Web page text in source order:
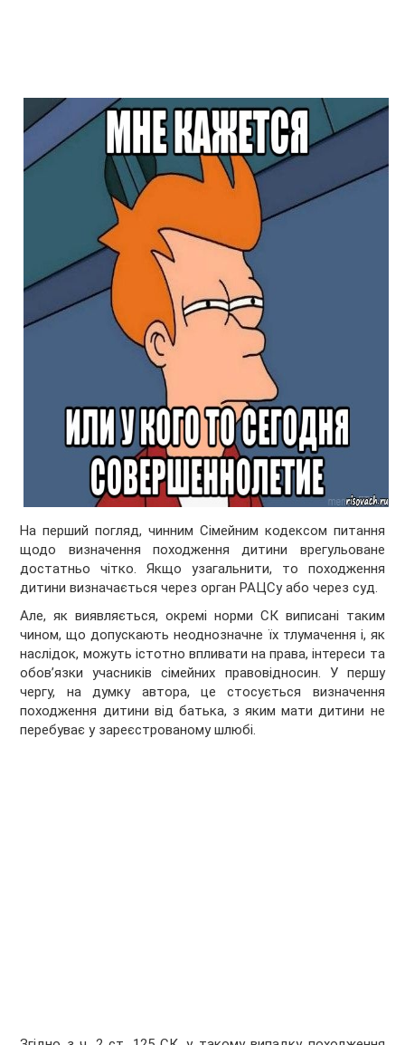
На перший погляд, чинним Сімейним кодексом питання
щодо визначення походження дитини врегульоване
достатньо чітко. Якщо узагальнити, то походження
дитини визначається через орган РАЦСу або через суд.
Але, як виявляється, окремі норми СК виписані таким
чином, що допускають неоднозначне їх тлумачення і, як
наслідок, можуть істотно впливати на права, інтереси та
обов’язки учасників сімейних правовідносин. У першу
чергу, на думку автора, це стосується визначення
походження дитини від батька, з яким мати дитини не
перебуває у зареєстрованому шлюбі.